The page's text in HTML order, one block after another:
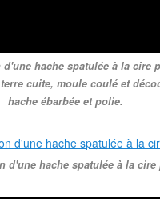
hache spatulée à la cire
cuite, moule coulé et
hache ébarbée et polie.
d'une hache spatulée à la